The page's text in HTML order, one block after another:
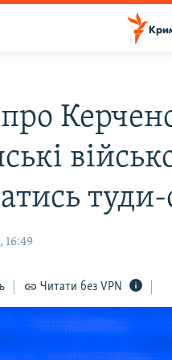
16:49
Читати без VPN